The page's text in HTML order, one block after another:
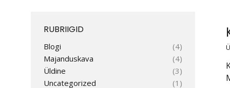
RUBRIIGID
Blogi
(4)
Majanduskava
(4)
Üldine
(3)
Uncategorized
(1)